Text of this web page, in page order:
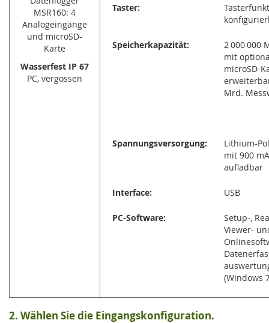
Taster:
Speicherkapazität:
2 000 000
mit
microSD-
Mrd.
Spannungsversorgung:
Lithium-
mit 900
aufladbar
Interface: USB
PC-Software:
Setup-,
Viewer-
(Windows
Wasserfest IP 67
PC, vergossen
2. Wählen Sie die Eingangskonfiguration.